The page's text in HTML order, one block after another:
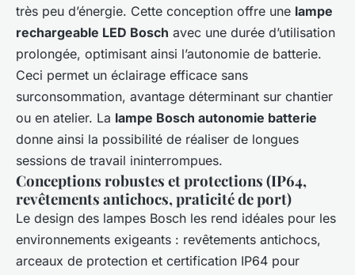
très peu d’énergie. Cette conception offre une lampe
rechargeable LED Bosch avec une durée d’utilisation
prolongée, optimisant ainsi l’autonomie de batterie.
Ceci permet un éclairage efficace sans
surconsommation, avantage déterminant sur chantier
ou en atelier. La lampe Bosch autonomie batterie
donne ainsi la possibilité de réaliser de longues
sessions de travail ininterrompues.
Conceptions robustes et protections (IP64,
revêtements antichocs, praticité de port)
Le design des lampes Bosch les rend idéales pour les
environnements exigeants : revêtements antichocs,
arceaux de protection et certification IP64 pour